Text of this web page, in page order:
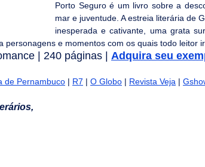
Porto Seguro é um livro sobre a
mar e juventude. A estreia literária de
inesperada e cativante, uma grata
personagens e momentos com os quais todo leitor
| 240 páginas | Adquira seu
de Pernambuco | R7 | O Globo | Revista Veja |